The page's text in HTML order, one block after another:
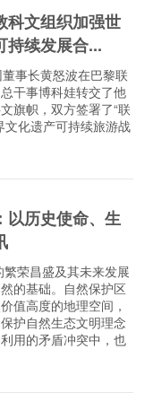
科文组织加强世
持续发展合...
事长黄怒波在巴黎联
干事博科娃转交了他
旗帜，双方签署了“联
化遗产可持续旅游战
以历史使命、生
荣昌盛及其未来发展
的基础。自然保护区
值高度的地理空间，
护自然生态文明理念
用的矛盾冲突中，也